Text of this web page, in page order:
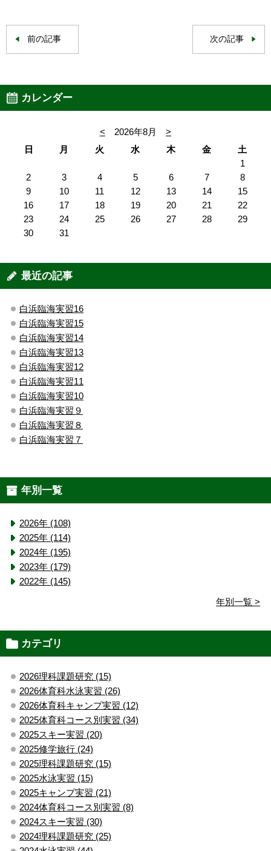
前の記事 次の記事
カレンダー
< 2026年8月
>
日
月 火 水 木 金
土
1
2
3 4 5 6 7
8
9
10 11 12 13 14
15
16
17 18 19 20 21
22
23
24 25 26 27 28
29
30
31
最近の記事
白浜臨海実習16
白浜臨海実習15
白浜臨海実習14
白浜臨海実習13
白浜臨海実習12
白浜臨海実習11
白浜臨海実習10
白浜臨海実習９
白浜臨海実習８
白浜臨海実習７
年別一覧
2026年 (108)
2025年 (114)
2024年 (195)
2023年 (179)
2022年 (145)
年別一覧 >
カテゴリ
2026理科課題研究 (15)
2026体育科水泳実習 (26)
2026体育科キャンプ実習 (12)
2025体育科コース別実習 (34)
2025スキー実習 (20)
2025修学旅行 (24)
2025理科課題研究 (15)
2025水泳実習 (15)
2025キャンプ実習 (21)
2024体育科コース別実習 (8)
2024スキー実習 (30)
2024理科課題研究 (25)